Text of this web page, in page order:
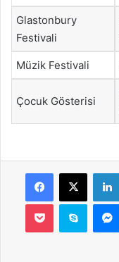
Glastonbury
Festivali
Müzik Festivali
Çocuk Gösterisi
Facebook
X
Pocket Skype